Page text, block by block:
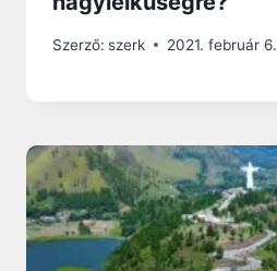
Szerző: szerk 2021. február 6.